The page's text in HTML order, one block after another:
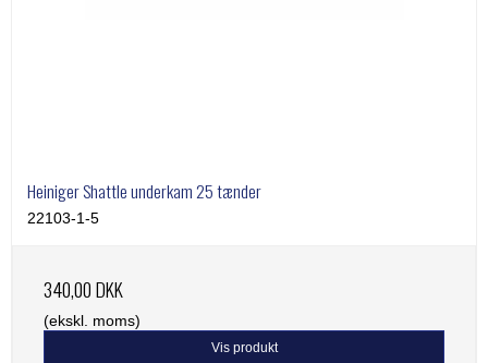
Heiniger Shattle underkam 25 tænder
22103-1-5
340,00 DKK
(ekskl. moms)
Vis produkt